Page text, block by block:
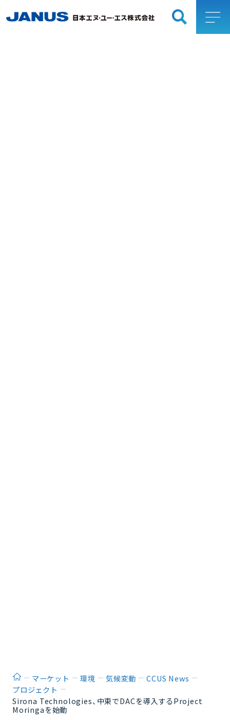
ホームマーケット 環境 気候変動
CCUS News
プロジェクト
Sirona Technologies、中東でDACを導入するProject
Moringaを始動